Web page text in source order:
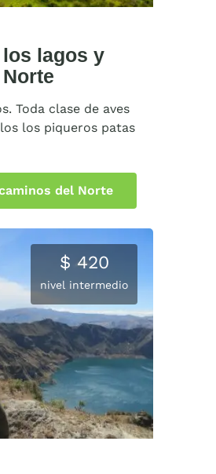
lagos y
Toda clase de aves
los piqueros patas
del Norte
$ 420
nivel intermedio